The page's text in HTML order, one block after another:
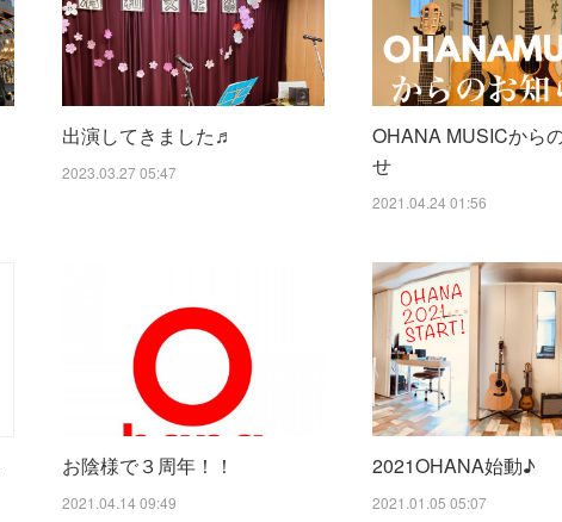
出演してきました♬
2023.03.27 05:47
OHANA MUSICから
せ
2021.04.24 01:56
お陰様で３周年！！
2021.04.14 09:49
2021OHANA始動♪
2021.01.05 05:07